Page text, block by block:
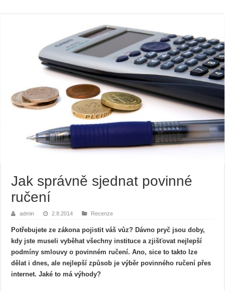
Jak správně sjednat povinné
ručení
admin 2.8.2014 Recenze
Potřebujete ze zákona pojistit váš vůz? Dávno pryč jsou doby,
kdy jste museli vyběhat všechny instituce a zjišťovat nejlepší
podmíny smlouvy o povinném ručení. Ano, sice to takto lze
dělat i dnes, ale nejlepší způsob je výběr povinného ručení přes
internet. Jaké to má výhody?